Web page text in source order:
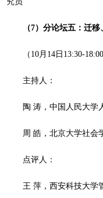
（7）分论坛五：迁移
（10月14日13:30-18:00
主持人：
陶 涛，中国人民大学
周 皓，北京大学社会
点评人：
王 萍，西安科技大学